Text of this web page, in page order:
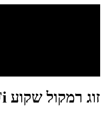
זוג רמקול שקוע Lithe Audio 6.5" Wi-Fi – רמקול מוגבר ורמקול פסיבי